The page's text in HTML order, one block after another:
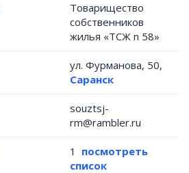
Товарищество
собственников
жилья «ТСЖ n 58»
ул. Фурманова, 50,
Саранск
souztsj-
rm@rambler.ru
1 посмотреть
список